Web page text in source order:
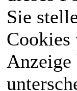
Sie
Cookies
Anzeige